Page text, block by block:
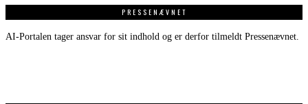
PRESSENÆVNET
AI-Portalen tager ansvar for sit indhold og er derfor tilmeldt Pressenævnet.